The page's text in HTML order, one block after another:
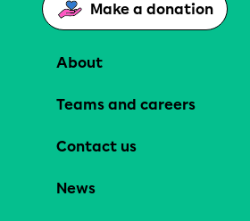
Make a donation
About
Teams and careers
Contact us
News